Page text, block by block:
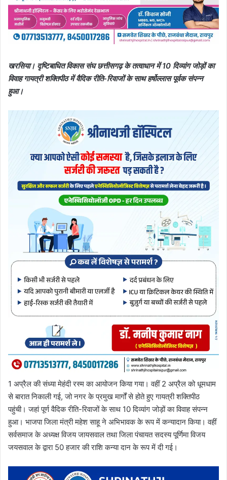
खरसिया। दृष्टिबाधित विकास संघ छत्तीसगढ़ के तत्वाधान में 10 दिव्यांग जोड़ों का
विवाह गायत्री शक्तिपीठ में वैदिक रीति-रिवाजों के साथ हर्षोल्लास पूर्वक संपन्न
हुआ।
1 अप्रैल की संध्या मेहंदी रस्म का आयोजन किया गया। वहीं 2 अप्रैल को धूमधाम
से बारात निकाली गई, जो नगर के प्रमुख मार्गों से होते हुए गायत्री शक्तिपीठ
पहुंची। जहां पूर्ण वैदिक रीति-रिवाजों के साथ 10 दिव्यांग जोड़ों का विवाह संपन्न
हुआ। भाजपा जिला मंत्री महेश साहू ने अभिभावक के रूप में कन्यादान किया। वहीं
सर्वसमाज के अध्यक्ष विजय जायसवाल तथा जिला पंचायत सदस्य पूर्णिमा विजय
जयसवाल के द्वारा 50 हजार की राशि कन्या दान के रूप में दी गई।